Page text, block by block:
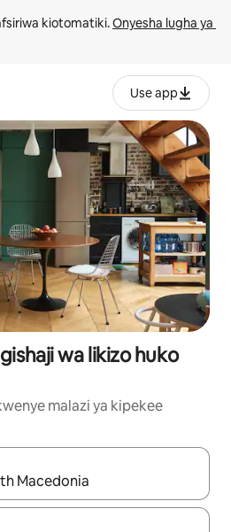
kiotomatiki. Onyesha lugha ya
Use app
wa likizo huko
malazi ya kipekee
vinjari kwa kutumia vitufe vya